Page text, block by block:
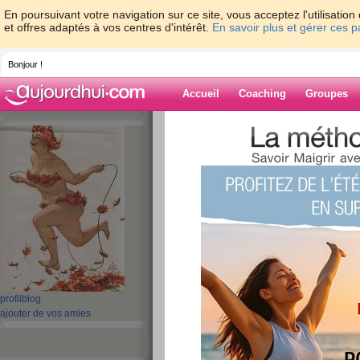
En poursuivant votre navigation sur ce site, vous acceptez
et offres adaptés à vos centres d'intérêt. En savoir plus et gérer ces
Bonjour !
Accueil Coaching Groupes
profil blog
ajouter de vos amies
> > bonjour
Blog de vivre-
bonjour
un grand bonjour!
pour le moment je suis un peu
je pense à vous et c'est avec